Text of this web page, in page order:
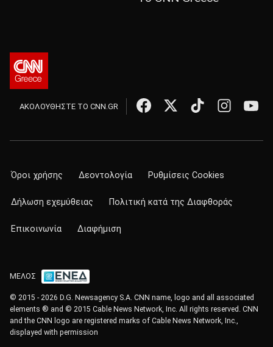
ΑΚΟΛΟΥΘΗΣΤΕ ΤΟ CNN.GR
Όροι χρήσης Δεοντολογία Ρυθμίσεις Cookies
Δήλωση εχεμύθειας Πολιτική κατά της Διαφθοράς
Επικοινωνία Διαφήμιση
ΜΕΛΟΣ
© 2015 - 2026 D.G. Newsagency S.A. CNN name, logo and all associated
elements ® and © 2015 Cable News Network, Inc. All rights reserved. CNN
and the CNN logo are registered marks of Cable News Network, Inc.,
displayed with permission